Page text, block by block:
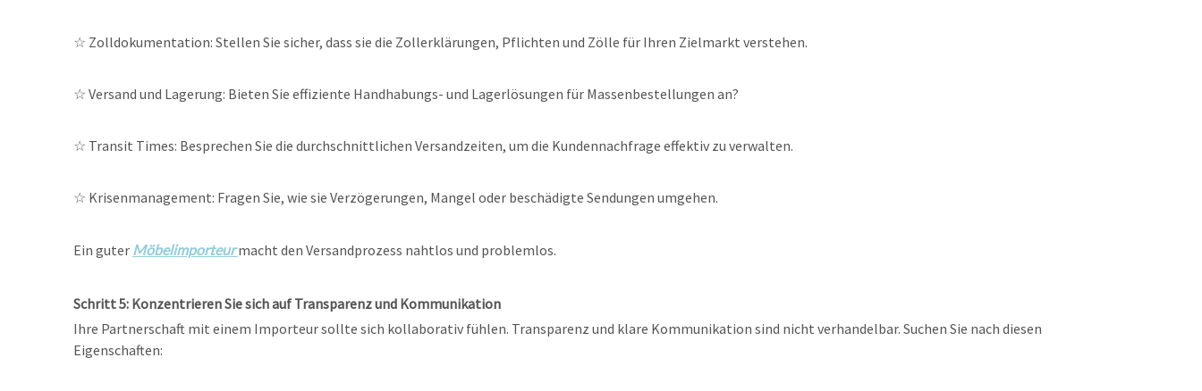
☆ Zolldokumentation: Stellen Sie sicher, dass sie die Zollerklärungen, Pflichten und Zölle für Ihren Zielmarkt verstehen.
☆ Versand und Lagerung: Bieten Sie effiziente Handhabungs- und Lagerlösungen für Massenbestellungen an?
☆ Transit Times: Besprechen Sie die durchschnittlichen Versandzeiten, um die Kundennachfrage effektiv zu verwalten.
☆ Krisenmanagement: Fragen Sie, wie sie Verzögerungen, Mangel oder beschädigte Sendungen umgehen.
Ein guter Möbelimporteurmacht den Versandprozess nahtlos und problemlos.
Schritt 5: Konzentrieren Sie sich auf Transparenz und Kommunikation
Ihre Partnerschaft mit einem Importeur sollte sich kollaborativ fühlen. Transparenz und klare Kommunikation sind nicht verhandelbar. Suchen Sie nach diesen
Eigenschaften: